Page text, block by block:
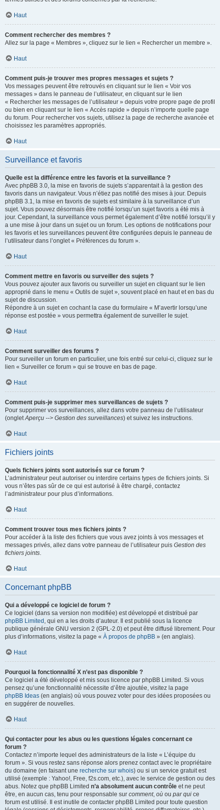
Haut
Comment rechercher des membres ?
Allez sur la page « Membres », cliquez sur le lien « Rechercher un membre ».
Haut
Comment puis-je trouver mes propres messages et sujets ?
Vos messages peuvent être retrouvés en cliquant sur le lien « Voir vos
messages » dans le panneau de l’utilisateur, en cliquant sur le lien
« Rechercher les messages de l’utilisateur » depuis votre propre page de profil
ou bien en cliquant sur le lien « Accès rapide » depuis n’importe quelle page
du forum. Pour rechercher vos sujets, utilisez la page de recherche avancée et
choisissez les paramètres appropriés.
Haut
Surveillance et favoris
Quelle est la différence entre les favoris et la surveillance ?
Avec phpBB 3.0, la mise en favoris de sujets s’apparentait à la gestion des
favoris dans un navigateur. Vous n’étiez pas notifié des mises à jour. Depuis
phpBB 3.1, la mise en favoris de sujets est similaire à la surveillance d’un
sujet. Vous pouvez désormais être notifié lorsqu’un sujet favoris a été mis à
jour. Cependant, la surveillance vous permet également d’être notifié lorsqu’il y
a une mise à jour dans un sujet ou un forum. Les options de notifications pour
les favoris et les surveillances peuvent être configurées depuis le panneau de
l’utilisateur dans l’onglet « Préférences du forum ».
Haut
Comment mettre en favoris ou surveiller des sujets ?
Vous pouvez ajouter aux favoris ou surveiller un sujet en cliquant sur le lien
approprié dans le menu « Outils de sujet », souvent placé en haut et en bas du
sujet de discussion.
Répondre à un sujet en cochant la case du formulaire « M’avertir lorsqu’une
réponse est postée » vous permettra également de surveiller le sujet.
Haut
Comment surveiller des forums ?
Pour surveiller un forum en particulier, une fois entré sur celui-ci, cliquez sur le
lien « Surveiller ce forum » qui se trouve en bas de page.
Haut
Comment puis-je supprimer mes surveillances de sujets ?
Pour supprimer vos surveillances, allez dans votre panneau de l’utilisateur
(ongletAperçu --> Gestion des surveillances) et suivez les instructions.
Haut
Fichiers joints
Quels fichiers joints sont autorisés sur ce forum ?
L’administrateur peut autoriser ou interdire certains types de fichiers joints. Si
vous n’êtes pas sûr de ce qui est autorisé à être chargé, contactez
l’administrateur pour plus d’informations.
Haut
Comment trouver tous mes fichiers joints ?
Pour accéder à la liste des fichiers que vous avez joints à vos messages et
messages privés, allez dans votre panneau de l’utilisateur puis Gestion des
fichiers joints.
Haut
Concernant phpBB
Qui a développé ce logiciel de forum ?
Ce logiciel (dans sa version non modifiée) est développé et distribué par
phpBB Limited , qui en a les droits d’auteur. Il est publié sous la licence
publique générale GNU version 2 (GPL-2.0) et peut être diffusé librement. Pour
plus d’informations, visitez la page « À propos de phpBB » (en anglais).
Haut
Pourquoi la fonctionnalité X n’est pas disponible ?
Ce logiciel a été développé et mis sous licence par phpBB Limited. Si vous
pensez qu’une fonctionnalité nécessite d’être ajoutée, visitez la page
phpBB Ideas (en anglais) où vous pouvez voter pour des idées proposées ou
en suggérer de nouvelles.
Haut
Qui contacter pour les abus ou les questions légales concernant ce
forum ?
Contactez n’importe lequel des administrateurs de la liste « L’équipe du
forum ». Si vous restez sans réponse alors prenez contact avec le propriétaire
du domaine (en faisant une recherche sur whois) ou si un service gratuit est
utilisé (exemple : Yahoo!, Free, f2s.com, etc.), avec le service de gestion ou des
abus. Notez que phpBB Limited n’a absolument aucun contrôle et ne peut
être, en aucun cas, tenu pour responsable sur comment, où ou par qui ce
forum est utilisé. Il est inutile de contacter phpBB Limited pour toute question